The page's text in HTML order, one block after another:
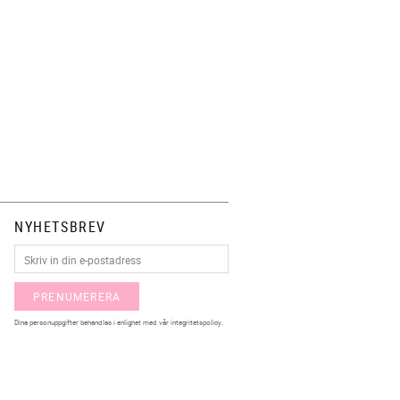
NYHETSBREV
PRENUMERERA
Dina personuppgifter behandlas i enlighet med vårintegritetspolicy